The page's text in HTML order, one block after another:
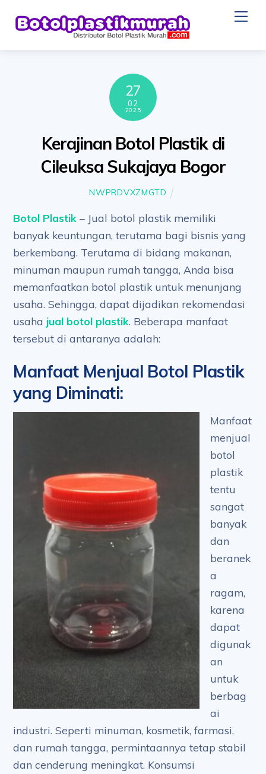
27
02
2025
Kerajinan Botol Plastik di
Cileuksa Sukajaya Bogor
NWPRDVXZMGTD
Botol Plastik – Jual botol plastik memiliki
banyak keuntungan, terutama bagi bisnis yang
berkembang. Terutama di bidang makanan,
minuman maupun rumah tangga, Anda bisa
memanfaatkan botol plastik untuk menunjang
usaha. Sehingga, dapat dijadikan rekomendasi
usaha jual botol plastik. Beberapa manfaat
tersebut di antaranya adalah:
Manfaat Menjual Botol Plastik
yang Diminati:
Manfaat
menjual
botol
plastik
tentu
sangat
banyak
dan
beranek
a
ragam,
karena
dapat
digunak
an
untuk
berbag
ai
industri. Seperti minuman, kosmetik, farmasi,
dan rumah tangga, permintaannya tetap stabil
dan cenderung meningkat. Konsumsi